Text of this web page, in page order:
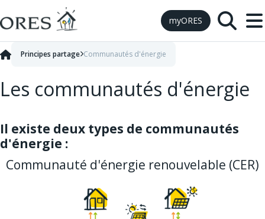
Skip to Content
myORES
Les communautés d'énergie
Principes partage Communautés d'énergie
Il existe deux types de communautés
d'énergie :
Communauté d'énergie renouvelable (CER)